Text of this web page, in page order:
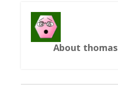
About thomas